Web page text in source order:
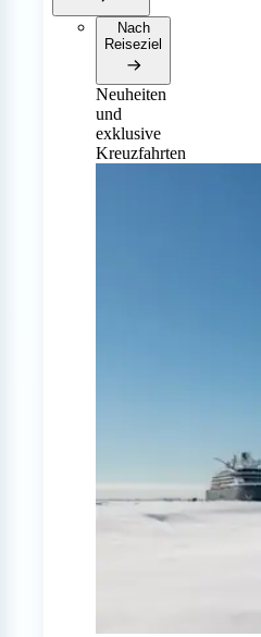
Nach
Reiseziel
Neuheiten
und
exklusive
Kreuzfahrten